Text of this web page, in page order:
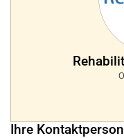
Ihre Kontaktperson